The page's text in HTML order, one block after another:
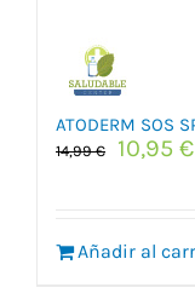
ATODERM SOS
14,99€
El
14,99 €.
10,95 €
Añadir al